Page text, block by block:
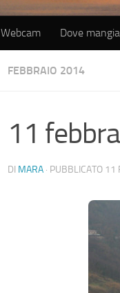
Webcam Dove
FEBBRAIO 2014
11
DI MARA · PUBBLICATO 11